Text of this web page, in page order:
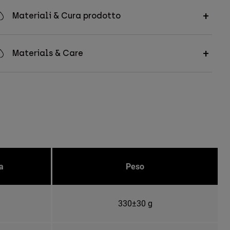
Materiali & Cura prodotto
Materials & Care
Peso
330±30 g